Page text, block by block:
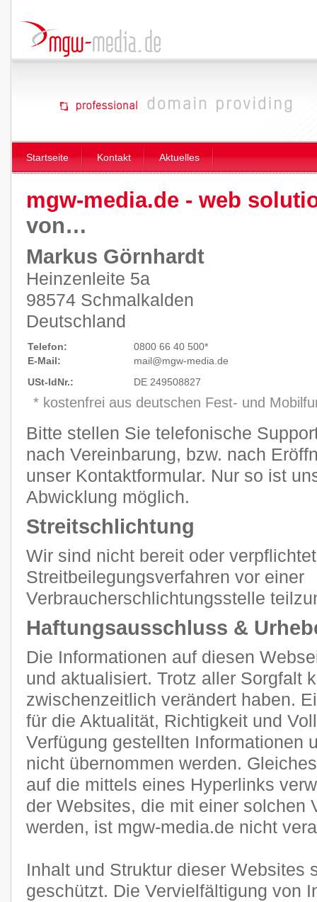
Startseite Kontakt Aktuelles
mgw-media.de - web
von…
Markus Görnhardt
Heinzenleite 5a
98574 Schmalkalden
Deutschland
Telefon:
0800 66 40 500*
E-Mail:
mail@mgw-media.de
USt-IdNr.:
DE 249508827
* kostenfrei aus deutschen Fest- und
Bitte stellen Sie telefonische
nach Vereinbarung, bzw. nach
unser Kontaktformular. Nur so ist
Abwicklung möglich.
Streitschlichtung
Wir sind nicht bereit oder
Streitbeilegungsverfahren vor einer
Verbraucherschlichtungsstelle
Haftungsausschluss &
Die Informationen auf diesen
und aktualisiert. Trotz aller Sorgfalt
zwischenzeitlich verändert haben.
für die Aktualität, Richtigkeit und
Verfügung gestellten Informationen
nicht übernommen werden.
auf die mittels eines Hyperlinks
der Websites, die mit einer solchen
werden, ist mgw-media.de nicht
Inhalt und Struktur dieser Websites
geschützt. Die Vervielfältigung von